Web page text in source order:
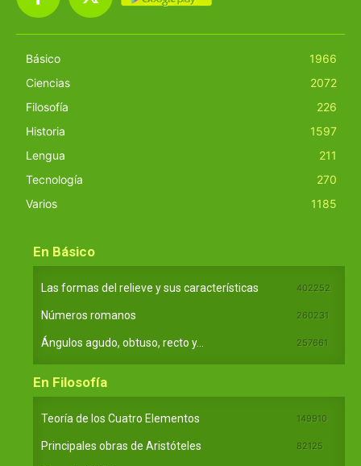
Básico
1966
Ciencias
2072
Filosofía
226
Historia
1597
Lengua
211
Tecnología
270
Varios
1185
En Básico
Las formas del relieve y sus características 402252
Números romanos 260231
Ángulos agudo, obtuso, recto y... 257661
En Filosofía
Teoría de los Cuatro Elementos 149910
Principales obras de Aristóteles 82125